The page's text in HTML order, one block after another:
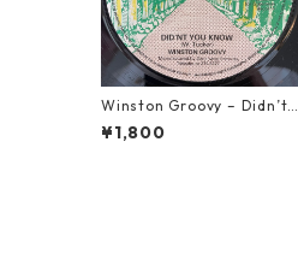
Winston Groovy – Didn’t Y
ou Know【7-21811】
¥1,800